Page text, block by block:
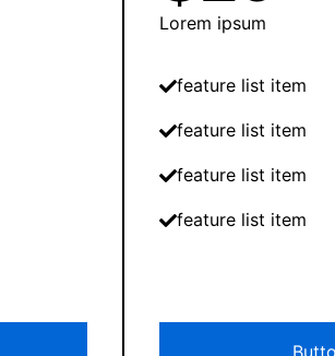
Lorem ipsum
feature list item
feature list item
feature list item
feature list item